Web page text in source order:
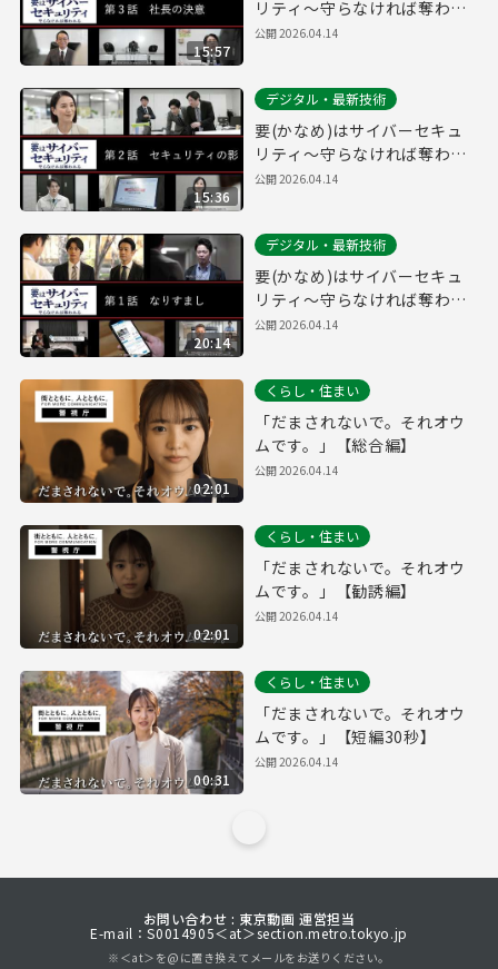
15:57
リティ～守らなければ奪われ
る～第３話「社長の決意」(経
公開2026.04.14
15:36
デジタル・最新技術
要(かなめ)はサイバーセキュ
リティ～守らなければ奪われ
る～第２話「セキュリティの
公開2026.04.14
20:14
デジタル・最新技術
要(かなめ)はサイバーセキュ
リティ～守らなければ奪われ
る～第１話「なりすまし」(一
公開2026.04.14
02:01
くらし・住まい
「だまされないで。それオウ
ムです。」【総合編】
公開2026.04.14
02:01
くらし・住まい
「だまされないで。それオウ
ムです。」【勧誘編】
公開2026.04.14
00:31
くらし・住まい
「だまされないで。それオウ
ムです。」【短編30秒】
公開2026.04.14
お問い合わせ : 東京動画 運営担当
E-mail：S0014905＜at＞section.metro.tokyo.jp
※＜at＞を@に置き換えてメールをお送りください。